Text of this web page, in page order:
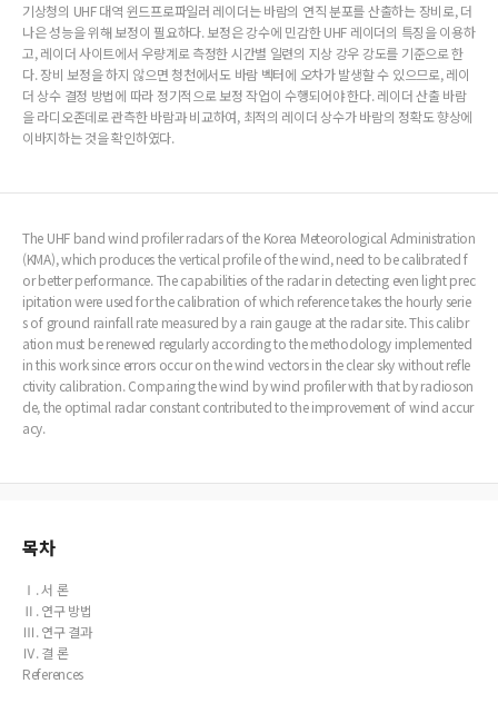
기상청의 UHF 대역 윈드프로파일러 레이더는 바람의 연직 분포를 산출하는 장비로, 더
나은 성능을 위해 보정이 필요하다. 보정은 강수에 민감한 UHF 레이더의 특징을 이용하
고, 레이더 사이트에서 우량계로 측정한 시간별 일련의 지상 강우 강도를 기준으로 한
다. 장비 보정을 하지 않으면 청천에서도 바람 벡터에 오차가 발생할 수 있으므로, 레이
더 상수 결정 방법에 따라 정기적으로 보정 작업이 수행되어야 한다. 레이더 산출 바람
을 라디오존데로 관측한 바람과 비교하여, 최적의 레이더 상수가 바람의 정확도 향상에
이바지하는 것을 확인하였다.
The UHF band wind profiler radars of the Korea Meteorological Administration
(KMA), which produces the vertical profile of the wind, need to be calibrated f
or better performance. The capabilities of the radar in detecting even light prec
ipitation were used for the calibration of which reference takes the hourly serie
s of ground rainfall rate measured by a rain gauge at the radar site. This calibr
ation must be renewed regularly according to the methodology implemented
in this work since errors occur on the wind vectors in the clear sky without refle
ctivity calibration. Comparing the wind by wind profiler with that by radioson
de, the optimal radar constant contributed to the improvement of wind accur
acy.
목차
Ⅰ. 서 론
Ⅱ. 연구 방법
Ⅲ. 연구 결과
Ⅳ. 결 론
References